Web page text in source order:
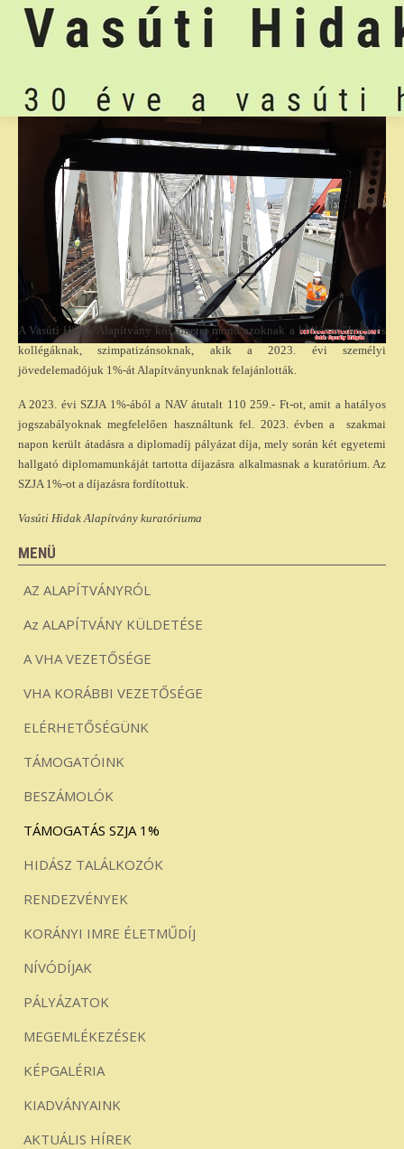
A Vasúti Hidak Alapítvány köszönetet mond azoknak a kolléganőknek és
kollégáknak, szimpatizánsoknak, akik a 2023. évi személyi
jövedelemadójuk 1%-át Alapítványunknak felajánlották.
A 2023. évi SZJA 1%-ából a NAV átutalt 110 259.- Ft-ot, amit a hatályos
jogszabályoknak megfelelően használtunk fel. 2023. évben a szakmai
napon került átadásra a diplomadíj pályázat díja, mely során két egyetemi
hallgató diplomamunkáját tartotta díjazásra alkalmasnak a kuratórium. Az
SZJA 1%-ot a díjazásra fordítottuk.
Vasúti Hidak Alapítvány kuratóriuma
MENÜ
AZ ALAPÍTVÁNYRÓL
Az ALAPÍTVÁNY KÜLDETÉSE
A VHA VEZETŐSÉGE
VHA KORÁBBI VEZETŐSÉGE
ELÉRHETŐSÉGÜNK
TÁMOGATÓINK
BESZÁMOLÓK
TÁMOGATÁS SZJA 1%
HIDÁSZ TALÁLKOZÓK
RENDEZVÉNYEK
KORÁNYI IMRE ÉLETMŰDÍJ
NÍVÓDÍJAK
PÁLYÁZATOK
MEGEMLÉKEZÉSEK
KÉPGALÉRIA
KIADVÁNYAINK
AKTUÁLIS HÍREK